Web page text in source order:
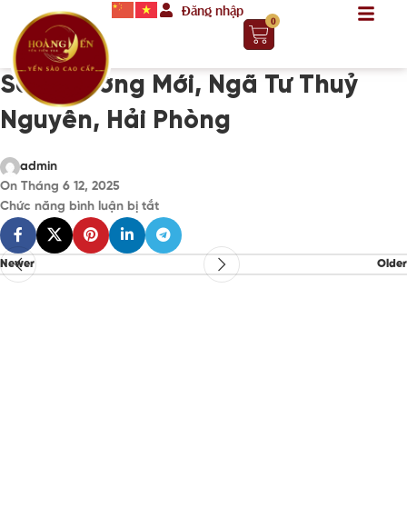
Đăng nhập
0
Số 2, Đường Mới, Ngã Tư Thuỷ
Nguyên, Hải Phòng
admin
On Tháng 6 12, 2025
Chức năng bình luận bị tắt
Newer Older